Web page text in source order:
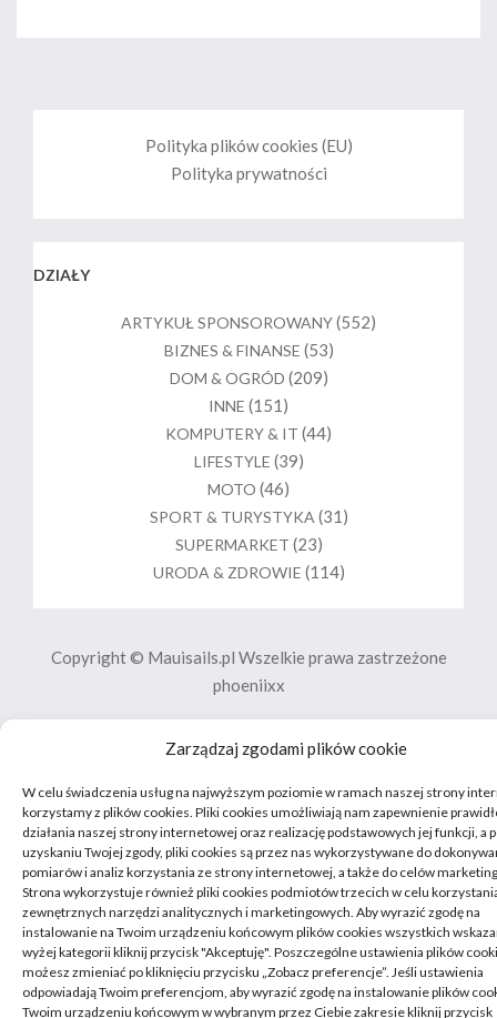
Zarządzaj zgodami plików cookie
W celu świadczenia usług na najwyższym poziomie w ramach naszej strony
korzystamy z plików cookies. Pliki cookies umożliwiają nam zapewnienie
działania naszej strony internetowej oraz realizację podstawowych jej funkcji, a
uzyskaniu Twojej zgody, pliki cookies są przez nas wykorzystywane do
pomiarów i analiz korzystania ze strony internetowej, a także do celów
Strona wykorzystuje również pliki cookies podmiotów trzecich w celu
zewnętrznych narzędzi analitycznych i marketingowych. Aby wyrazić zgodę na
instalowanie na Twoim urządzeniu końcowym plików cookies wszystkich
wyżej kategorii kliknij przycisk "Akceptuję". Poszczególne ustawienia plików
możesz zmieniać po kliknięciu przycisku „Zobacz preferencje”. Jeśli ustawienia
odpowiadają Twoim preferencjom, aby wyrazić zgodę na instalowanie plików
Twoim urządzeniu końcowym w wybranym przez Ciebie zakresie kliknij przycisk
Polityka plików cookies (EU)
Polityka prywatności
DZIAŁY
ARTYKUŁ SPONSOROWANY(552)
BIZNES & FINANSE (53)
DOM & OGRÓD (209)
INNE (151)
KOMPUTERY & IT (44)
LIFESTYLE (39)
MOTO (46)
SPORT & TURYSTYKA (31)
SUPERMARKET (23)
URODA & ZDROWIE (114)
Copyright © Mauisails.pl Wszelkie prawa zastrzeżone
phoeniixx